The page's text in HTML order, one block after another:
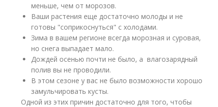
меньше, чем от морозов.
Ваши растения еще достаточно молоды и не
готовы "соприкоснуться" с холодами.
Зима в вашем регионе всегда морозная и суровая,
но снега выпадает мало.
Дождей осенью почти не было, а влагозарядный
полив вы не проводили.
В этом сезоне у вас не было возможности хорошо
замульчировать кусты.
Одной из этих причин достаточно для того, чтобы